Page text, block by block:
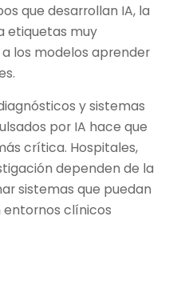
que desarrollan IA, la
etiquetas muy
los modelos aprender
y sistemas
por IA hace que
crítica. Hospitales,
dependen de la
sistemas que puedan
clínicos